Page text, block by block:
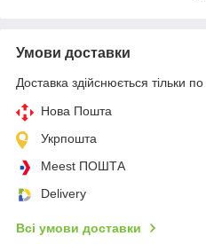
Умови доставки
Доставка здійснюється тільки
Нова Пошта
Укрпошта
Meest ПОШТА
Delivery
Всі умови доставки